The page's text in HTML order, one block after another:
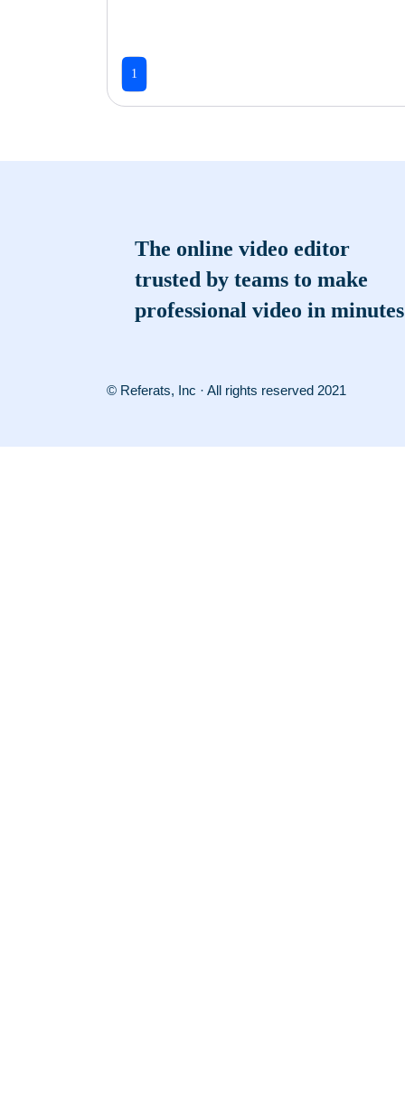
1
The online video editor
trusted by teams to make
professional video in minutes
© Referats, Inc · All rights reserved 2021